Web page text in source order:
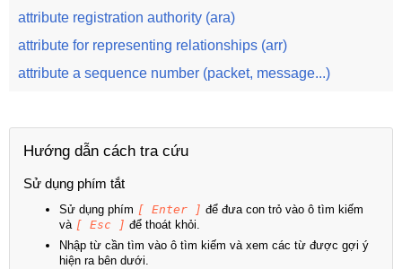
attribute registration authority (ara)
attribute for representing relationships (arr)
attribute a sequence number (packet, message...)
Hướng dẫn cách tra cứu
Sử dụng phím tắt
Sử dụng phím [ Enter ] để đưa con trỏ vào ô tìm kiếm
và [ Esc ] để thoát khỏi.
Nhập từ cần tìm vào ô tìm kiếm và xem các từ được gợi ý
hiện ra bên dưới.